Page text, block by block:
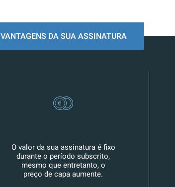
VANTAGENS DA SUA ASSINATURA
O valor da sua assinatura é fixo
durante o período subscrito,
mesmo que entretanto, o
preço de capa aumente.